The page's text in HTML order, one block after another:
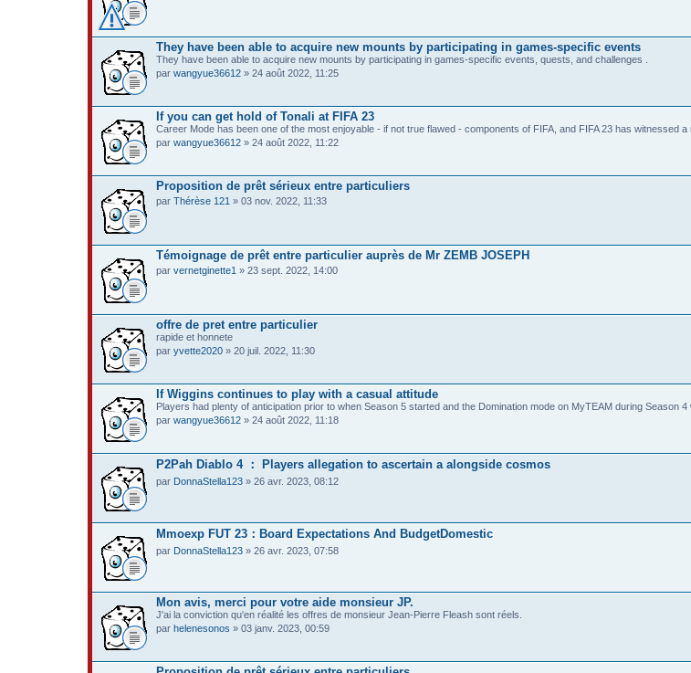
They have been able to acquire new mounts by participating in games-specific events
They have been able to acquire new mounts by participating in games-specific events, quests, and challenges .
par wangyue36612 » 24 août 2022, 11:25
If you can get hold of Tonali at FIFA 23
Career Mode has been one of the most enjoyable - if not true flawed - components of FIFA, and FIFA 23 has witnessed
par wangyue36612 » 24 août 2022, 11:22
Proposition de prêt sérieux entre particuliers
par Thérèse 121 » 03 nov. 2022, 11:33
Témoignage de prêt entre particulier auprès de Mr ZEMB JOSEPH
par vernetginette1 » 23 sept. 2022, 14:00
offre de pret entre particulier
rapide et honnete
par yvette2020 » 20 juil. 2022, 11:30
If Wiggins continues to play with a casual attitude
Players had plenty of anticipation prior to when Season 5 started and the Domination mode on MyTEAM during Season 4
par wangyue36612 » 24 août 2022, 11:18
P2Pah Diablo 4 ： Players allegation to ascertain a alongside cosmos
par DonnaStella123 » 26 avr. 2023, 08:12
Mmoexp FUT 23：Board Expectations And BudgetDomestic
par DonnaStella123 » 26 avr. 2023, 07:58
Mon avis, merci pour votre aide monsieur JP.
J'ai la conviction qu'en réalité les offres de monsieur Jean-Pierre Fleash sont réels.
par helenesonos » 03 janv. 2023, 00:59